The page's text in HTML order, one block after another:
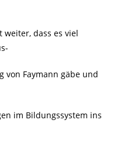
weiter, dass es viel
von Faymann gäbe und
im Bildungssystem ins